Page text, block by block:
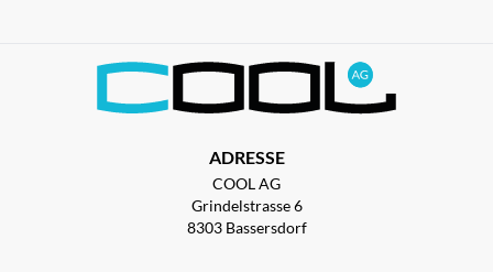
ADRESSE
COOL AG
Grindelstrasse 6
8303 Bassersdorf